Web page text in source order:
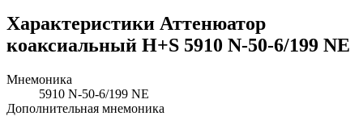
Характеристики Аттенюатор
коаксиальный H+S 5910 N-50-6/199 NE
Мнемоника
5910 N-50-6/199 NE
Дополнительная мнемоника